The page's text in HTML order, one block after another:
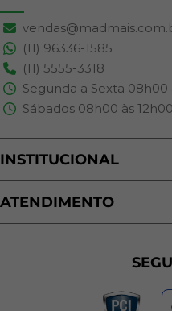
(11) 96336-1585
(11) 5555-3318
Segunda a Sexta 08h00
Sábados 08h00 às 12h00
INSTITUCIONAL
Quem Somos
Nossas Lojas
ATENDIMENTO
Política de Privacidade
Trocas e Devoluções
Regras de Promoções